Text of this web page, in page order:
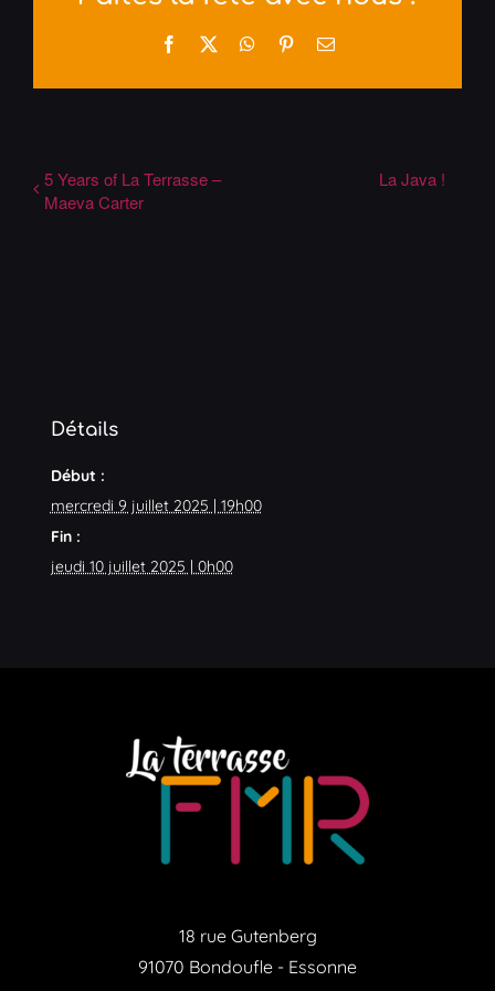
Facebook WhatsApp
PinterestEmail
5 Years of La Terrasse –
Maeva Carter
La Java !
Détails
Début :
mercredi 9 juillet 2025 | 19h00
Fin :
jeudi 10 juillet 2025 | 0h00
18 rue Gutenberg
91070 Bondoufle - Essonne